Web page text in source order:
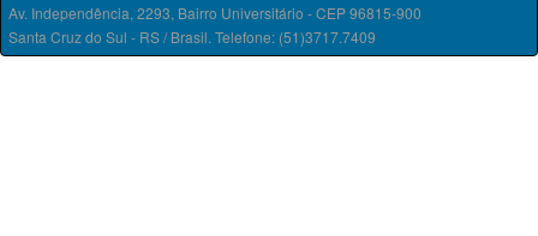
Av. Independência, 2293, Bairro Universitário - CEP 96815-900
Santa Cruz do Sul - RS / Brasil. Telefone: (51)3717.7409